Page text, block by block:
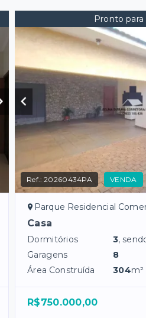
Pronto
Ref.:20260434PA VENDA
Parque Residencial Comendador Mancor
Casa
Dormitórios 3,
Garagens
8
Área Construída
304m²
R$750.000,00